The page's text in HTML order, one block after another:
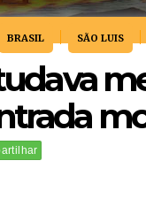
BRASIL SÃO LUIS